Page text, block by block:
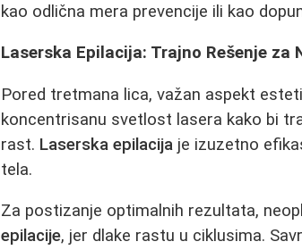
kao odlična mera prevencije ili kao
Laserska Epilacija: Trajno Rešenje za
Pored tretmana lica, važan aspekt
koncentrisanu svetlost lasera kako bi
rast. Laserska epilacija je izuzetno
tela.
Za postizanje optimalnih rezultata,
epilacije, jer dlake rastu u ciklusima.